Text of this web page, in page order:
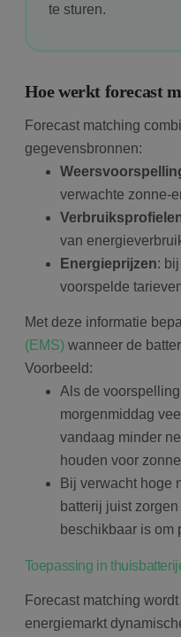
te sturen.
Hoe werkt forecast
Forecast matching
gegevensbronnen:
verwachte zonne-
van
Energieprijzen:
voorspelde
Met deze informatie
(EMS)wanneer de
Voorbeeld:
Als de
morgenmiddag
vandaag minder
houden voor
Bij verwacht hoge
batterij juist
beschikbaar is om
Toepassing in
Forecast matching
energiemarkt